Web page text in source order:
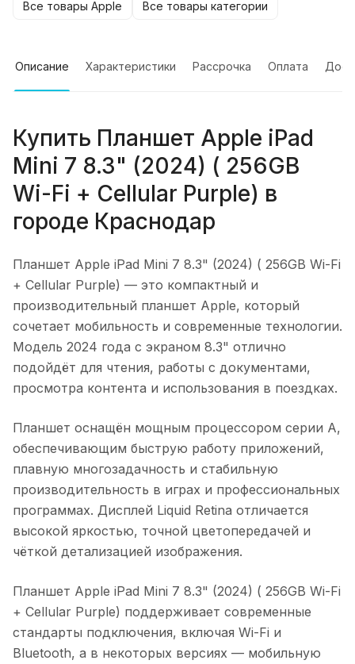
Все товары Apple Все товары категории
Описание Характеристики Рассрочка Оплата
Купить Планшет Apple iPad
Mini 7 8.3" (2024) ( 256GB
Wi-Fi + Cellular Purple) в
городе Краснодар
Планшет Apple iPad Mini 7 8.3" (2024) ( 256GB Wi-Fi
+ Cellular Purple) — это компактный и
производительный планшет Apple, который
сочетает мобильность и современные технологии.
Модель 2024 года с экраном 8.3" отлично
подойдёт для чтения, работы с документами,
просмотра контента и использования в поездках.
Планшет оснащён мощным процессором серии A,
обеспечивающим быструю работу приложений,
плавную многозадачность и стабильную
производительность в играх и профессиональных
программах. Дисплей Liquid Retina отличается
высокой яркостью, точной цветопередачей и
чёткой детализацией изображения.
Планшет Apple iPad Mini 7 8.3" (2024) ( 256GB Wi-Fi
+ Cellular Purple) поддерживает современные
стандарты подключения, включая Wi-Fi и
Bluetooth, а в некоторых версиях — мобильную